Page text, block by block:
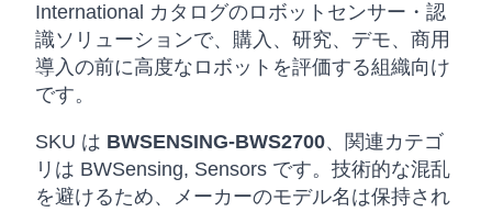
International カタログのロボットセンサー・認
識ソリューションで、購入、研究、デモ、商用
導入の前に高度なロボットを評価する組織向け
です。
SKU は BWSENSING-BWS2700、関連カテゴ
リは BWSensing, Sensors です。技術的な混乱
を避けるため、メーカーのモデル名は保持され